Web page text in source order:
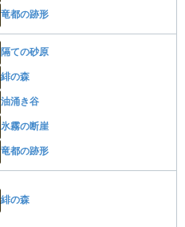
竜都の跡形
隔ての砂原
緋の森
油涌き谷
氷霧の断崖
竜都の跡形
緋の森